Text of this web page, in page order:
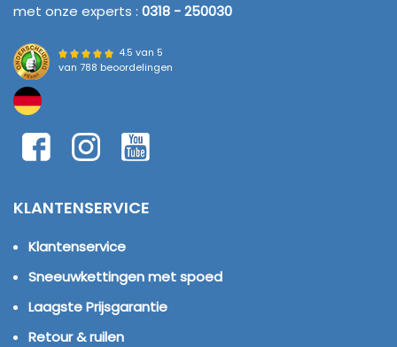
met onze experts : 0318 - 250030
4.5 van 5
van 788 beoordelingen
KLANTENSERVICE
Klantenservice
Sneeuwkettingen met spoed
Laagste Prijsgarantie
Retour & ruilen